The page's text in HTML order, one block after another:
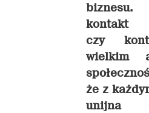
czy
wielkim
że z
unijna